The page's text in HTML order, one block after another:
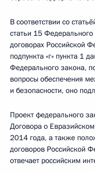
В соответствии со
статьи 15
договорах Российской
подпункта «г» пункта 1
Федерального закона,
вопросы обеспечения
и безопасности, оно
Проект федерального
Договора о
2014 года, а также
договоров Российской
отвечает российским